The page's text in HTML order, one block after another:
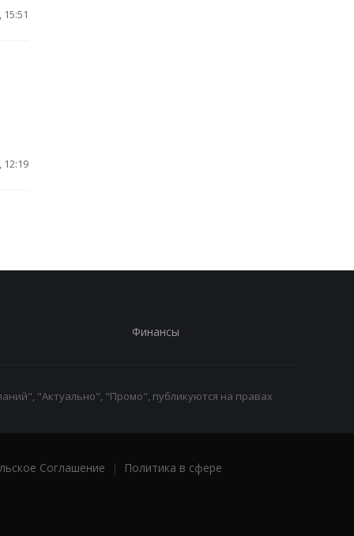
12:19
Финансы
"Актуально", "Промо", публикуются на правах
Соглашение |
Политика в сфере